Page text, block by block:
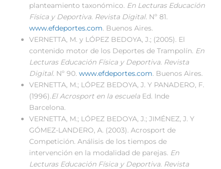
planteamiento taxonómico. En Lecturas Educación
Física y Deportiva. Revista Digital. Nº 81.
www.efdeportes.com. Buenos Aires.
VERNETTA, M. y LÓPEZ BEDOYA, J.; (2005). El
contenido motor de los Deportes de Trampolín. En
Lecturas Educación Física y Deportiva. Revista
Digital. Nº 90. www.efdeportes.com. Buenos Aires.
VERNETTA, M.; LÓPEZ BEDOYA, J. Y PANADERO, F.
(1996).El Acrosport en la escuela Ed. Inde
Barcelona.
VERNETTA, M.; LÓPEZ BEDOYA, J.; JIMÉNEZ, J. Y
GÓMEZ-LANDERO, A. (2003). Acrosport de
Competición. Análisis de los tiempos de
intervención en la modalidad de parejas. En
Lecturas Educación Física y Deportiva. Revista